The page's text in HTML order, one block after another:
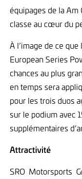
équipages de la
classe au cœur du
À l’image de ce
European Series
chances au plus
en temps sera
pour les trois duos
sur le podium avec
supplémentaires
Attractivité
SRO Motorsports